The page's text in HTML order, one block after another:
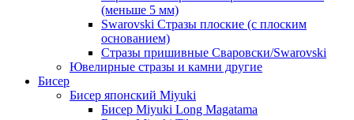
(меньше 5 мм)
Swarovski Стразы плоские (с плоским
основанием)
Стразы пришивные Сваровски/Swarovski
Ювелирные стразы и камни другие
Бисер
Бисер японский Miyuki
Бисер Miyuki Long Magatama